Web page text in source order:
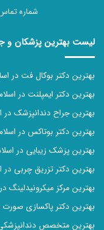
شماره
لیست بهترین پزشکان و
بهترین دکتر بوکال فت در
بهترین دکتر ایمپلنت در
بهترین جراح دندانپزشک در
بهترین دکتر بوتاکس در
بهترین پزشک زیبایی در
بهترین دکتر تزریق چربی در
بهترین مرکز میکرونیدلینگ
بهترین دکتر پاکسازی صورت
بهترین متخصص